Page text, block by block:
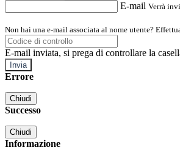
E-mail Verrà
Non hai una e-mail associata al nome utente?
E-mail inviata, si prega di controllare la
Errore
Chiudi
Successo
Chiudi
Informazione